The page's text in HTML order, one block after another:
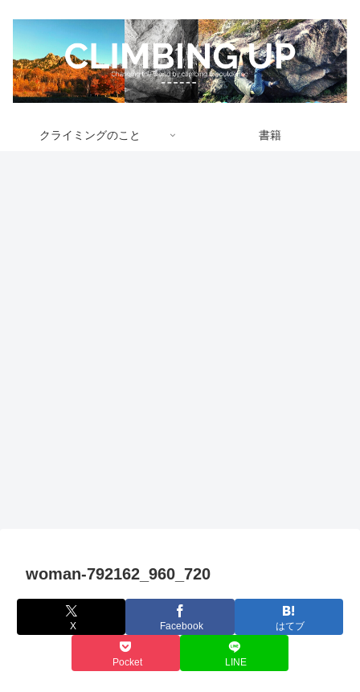
クライミングのこと 書籍
woman-792162_960_720
X Facebook はてブ
Pocket LINE